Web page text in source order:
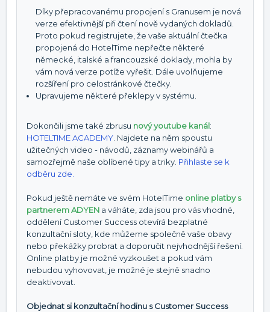
Díky přepracovanému propojení s Granusem je nová
verze efektivnější při čtení nově vydaných dokladů.
Proto pokud registrujete, že vaše aktuální čtečka
propojená do HotelTime nepřečte některé
německé, italské a francouzské doklady, mohla by
vám nová verze potíže vyřešit. Dále uvolňujeme
rozšíření pro celostránkové čtečky.
Upravujeme některé překlepy v systému.
Dokončili jsme také zbrusu nový youtube kanál:
HOTELTIME ACADEMY . Najdete na něm spoustu
užitečných video - návodů, záznamy webinářů a
samozřejmě naše oblíbené tipy a triky. Přihlaste se k
odběru zde.
Pokud ještě nemáte ve svém HotelTime online platby s
partnerem ADYEN a váháte, zda jsou pro vás vhodné,
oddělení Customer Success otevírá bezplatné
konzultační sloty, kde můžeme společně vaše obavy
nebo překážky probrat a doporučit nejvhodnější řešení.
Online platby je možné vyzkoušet a pokud vám
nebudou vyhovovat, je možné je stejně snadno
deaktivovat.
Objednat si konzultační hodinu s Customer Success